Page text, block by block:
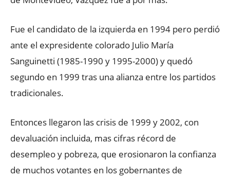
Fue el candidato de la izquierda en 1994 pero perdió
ante el expresidente colorado Julio María
Sanguinetti (1985-1990 y 1995-2000) y quedó
segundo en 1999 tras una alianza entre los partidos
tradicionales.
Entonces llegaron las crisis de 1999 y 2002, con
devaluación incluida, mas cifras récord de
desempleo y pobreza, que erosionaron la confianza
de muchos votantes en los gobernantes de